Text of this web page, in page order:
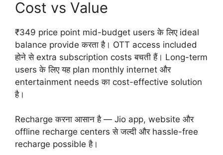
Cost vs Value
₹349 price point mid-budget users के लिए ideal
balance provide करता है। OTT access included
होने से extra subscription costs बचती हैं। Long-term
users के लिए यह plan monthly internet और
entertainment needs का cost-effective solution
है।
Recharge करना आसान है — Jio app, website और
offline recharge centers से जल्दी और hassle-free
recharge possible है।